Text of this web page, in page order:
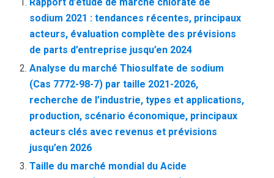
sodium 2021 : tendances récentes, principaux
acteurs, évaluation complète des prévisions
de parts d’entreprise jusqu’en 2024
Analyse du marché Thiosulfate de sodium
(Cas 7772-98-7) par taille 2021-2026,
recherche de l’industrie, types et applications,
production, scénario économique, principaux
acteurs clés avec revenus et prévisions
jusqu’en 2026
Taille du marché mondial du Acide